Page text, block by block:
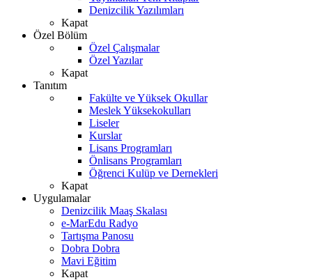
Denizcilik Yazılımları
Kapat
Özel Bölüm
Özel Çalışmalar
Özel Yazılar
Kapat
Tanıtım
Fakülte ve Yüksek Okullar
Meslek Yüksekokulları
Liseler
Kurslar
Lisans Programları
Önlisans Programları
Öğrenci Kulüp ve Dernekleri
Kapat
Uygulamalar
Denizcilik Maaş Skalası
e-MarEdu Radyo
Tartışma Panosu
Dobra Dobra
Mavi Eğitim
Kapat